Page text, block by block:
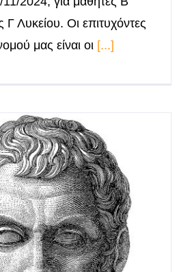
Λυκείου. Οι επιτυχόντες
μας είναι οι [...]